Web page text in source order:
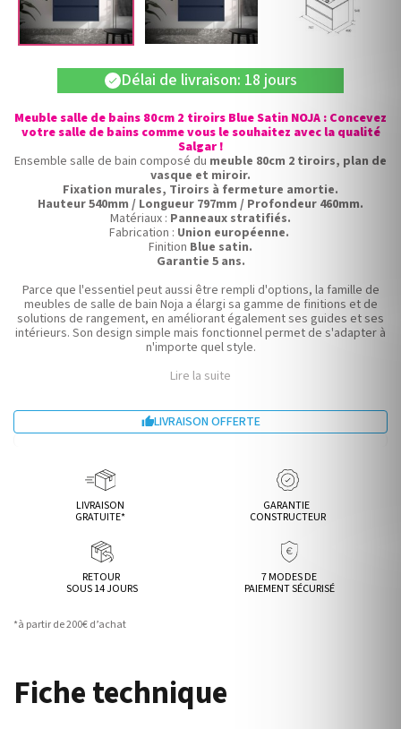
check Délai de livraison: 18 jours
Meuble salle de bains 80cm 2 tiroirs Blue Satin NOJA : Concevez
votre salle de bains comme vous le souhaitez avec la qualité
Salgar !
Ensemble salle de bain composé du meuble 80cm 2 tiroirs, plan de
vasque et miroir.
Fixation murales, Tiroirs à fermeture amortie.
Hauteur 540mm / Longueur 797mm / Profondeur 460mm.
Matériaux : Panneaux stratifiés.
Fabrication : Union européenne.
Finition Blue satin.
Garantie 5 ans.
Parce que l'essentiel peut aussi être rempli d'options, la famille de
meubles de salle de bain Noja a élargi sa gamme de finitions et de
solutions de rangement, en améliorant également ses guides et ses
intérieurs. Son design simple mais fonctionnel permet de s'adapter à
n'importe quel style.
Lire la suite
LIVRAISON OFFERTE
LIVRAISON
GRATUITE*
GARANTIE
CONSTRUCTEUR
RETOUR
SOUS 14 JOURS
7 MODES DE
PAIEMENT SÉCURISÉ
*à partir de 200€ d’achat
Fiche technique